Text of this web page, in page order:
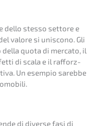
dello stesso setto­re e
valore si unisco­no. Gli
quota di merca­to, il
di scala e il rafforz­
Un esempio sareb­be
di diver­se fasi di